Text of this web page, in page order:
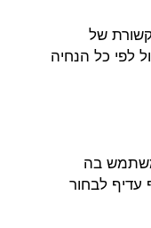
של
לפי כל הנחיה
בה
לבחור